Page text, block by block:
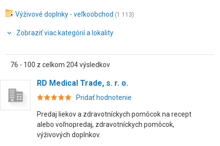
Výživové doplnky - veľkoobchod (1 113)
Zobraziť viac kategórií a lokality
76 - 100 z celkom 204 výsledkov
RD Medical Trade, s. r. o.
Pridať hodnotenie
Predaj liekov a zdravotníckych pomôcok na recept
alebo voľnopredaj, zdravotníckych pomôcok,
výživových doplnkov.